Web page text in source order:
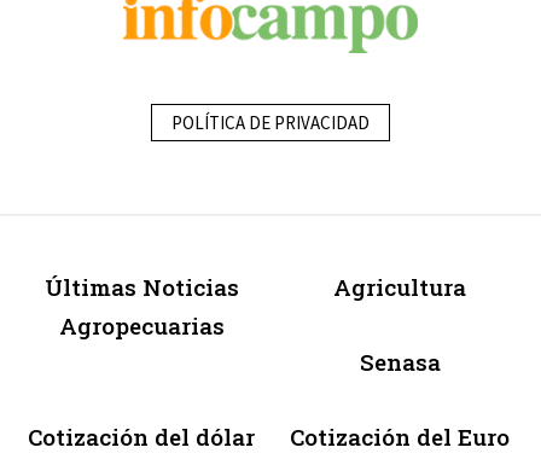
POLÍTICA DE PRIVACIDAD
Últimas Noticias
Agropecuarias
Agricultura
Senasa
Cotización del dólar Cotización del Euro